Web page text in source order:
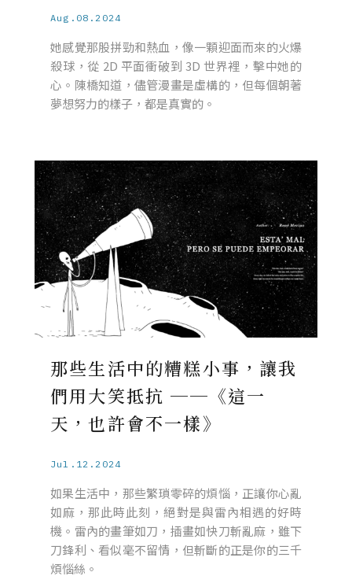
Aug.08.2024
她感覺那股拼勁和熱血，像一顆迎面而來的火爆
殺球，從 2D 平面衝破到 3D 世界裡，擊中她的
心。陳橋知道，儘管漫畫是虛構的，但每個朝著
夢想努力的樣子，都是真實的。
那些生活中的糟糕小事，讓我
們用大笑抵抗 ──《這一
天，也許會不一樣》
Jul.12.2024
如果生活中，那些繁瑣零碎的煩惱，正讓你心亂
如麻，那此時此刻，絕對是與雷內相遇的好時
機。雷內的畫筆如刀，插畫如快刀斬亂麻，雖下
刀鋒利、看似毫不留情，但斬斷的正是你的三千
煩惱絲。